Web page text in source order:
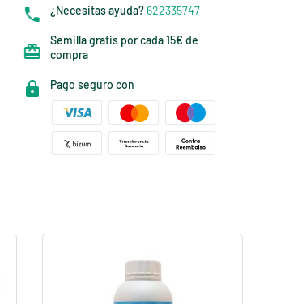
¿Necesitas ayuda? 622335747
Semilla gratis por cada 15€ de
compra
Pago seguro con